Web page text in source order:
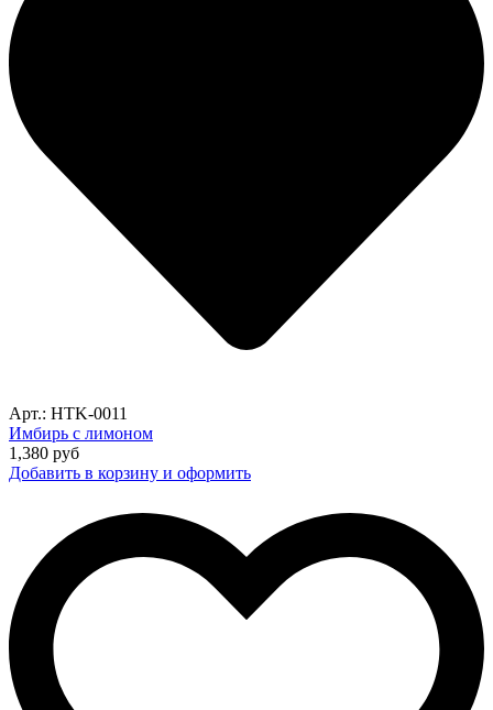
Арт.: HTK-0011
Имбирь с лимоном
1,380 руб
Добавить в корзину и оформить